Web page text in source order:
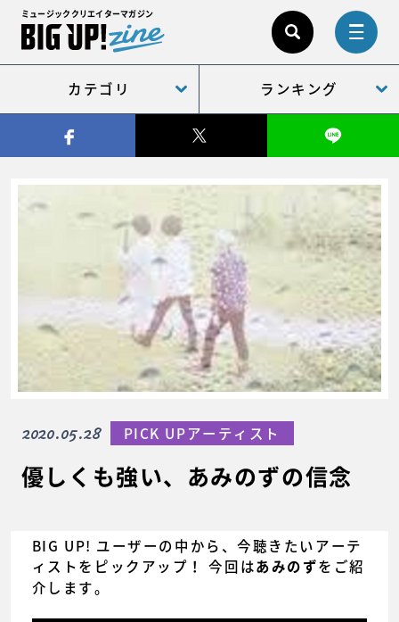
ミュージッククリエイターマガジン
カテゴリ ランキング
優しくも強い、あみのずの信念
2020.05.28 PICK UPアーティスト
BIG UP! ユーザーの中から、今聴きたいアーテ
ィストをピックアップ！ 今回はあみのずをご紹
介します。